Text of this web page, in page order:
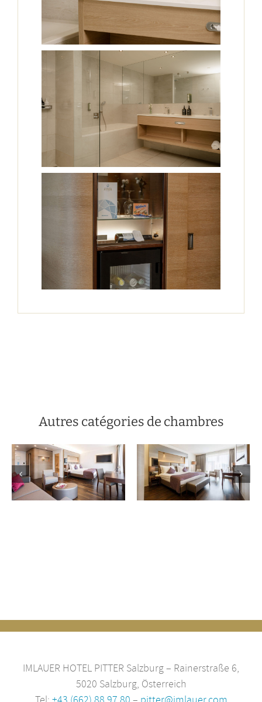
Autres catégories de chambres
Chambre
Deluxe vue
jardin
luxe dans le
style
traditionnel
IMLAUER HOTEL PITTER Salzburg – Rainerstraße 6,
5020 Salzburg, Österreich
Tel: +43 (662) 88 97 80 – pitter@imlauer.com